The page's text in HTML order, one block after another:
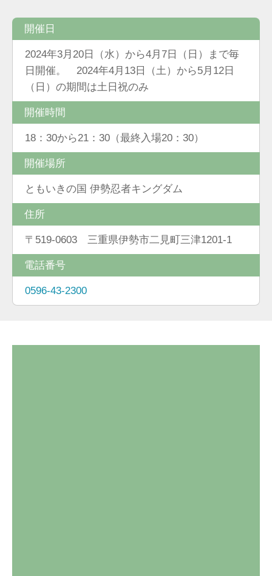
開催日
2024年3月20日（水）から4月7日（日）まで毎
日開催。 2024年4月13日（土）から5月12日
（日）の期間は土日祝のみ
開催時間
18：30から21：30（最終入場20：30）
開催場所
ともいきの国 伊勢忍者キングダム
住所
〒519-0603 三重県伊勢市二見町三津1201-1
電話番号
0596-43-2300